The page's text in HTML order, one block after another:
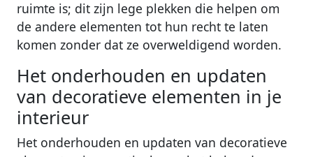
ruimte is; dit zijn lege plekken die helpen om
de andere elementen tot hun recht te laten
komen zonder dat ze overweldigend worden.
Het onderhouden en updaten
van decoratieve elementen in je
interieur
Het onderhouden en updaten van decoratieve